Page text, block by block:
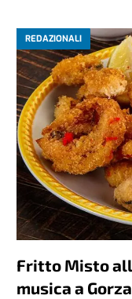
REDAZIONALI
Fritto Misto
musica a